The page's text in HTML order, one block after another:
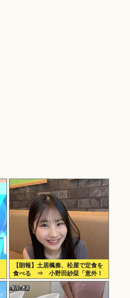
【朗報】土居楓奏、松屋で定食を
食べる ⇒ 小野田紗栞「意外！
親近感持った」